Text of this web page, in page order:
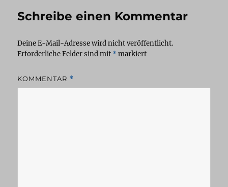
Schreibe einen Kommentar
Deine E-Mail-Adresse wird nicht veröffentlicht.
Erforderliche Felder sind mit *markiert
KOMMENTAR *